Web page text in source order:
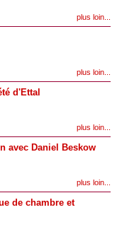
plus loin...
plus loin...
d'Ettal
plus loin...
avec Daniel Beskow
plus loin...
de chambre et